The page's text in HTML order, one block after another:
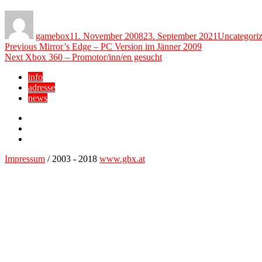
gamebox11. November 200823. September 2021
Beitragsnavigation
Previous Previous
post:
Mirror’s Edge – PC Version im Jänner 2009
Next Next
Xbox 360 – Promotor/inn/en gesucht
info
adresse
news
Impressum / 2003 - 2018 www.gbx.at